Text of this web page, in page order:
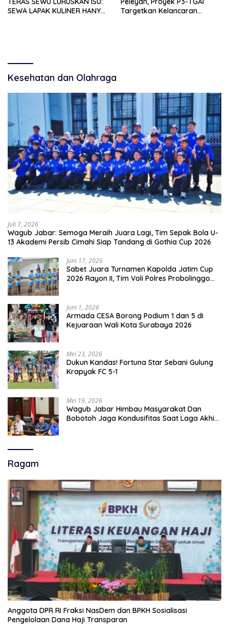
SEWA LAPAK KULINER HANYA
Targetkan Kelancaran
Kesehatan dan Olahraga
Juli 7, 2026
Wagub Jabar: Semoga Meraih Juara Lagi, Tim Sepak Bola U-
13 Akademi Persib Cimahi Siap Tandang di Gothia Cup 2026
Juni 17, 2026
Sabet Juara Turnamen Kapolda Jatim Cup
2026 Rayon II, Tim Voli Polres Probolinggo
Juni 1, 2026
Armada CESA Borong Podium 1 dan 5 di
Kejuaraan Wali Kota Surabaya 2026
Mei 23, 2026
Dukun Kandas! Fortuna Star Sebani Gulung
Krapyak FC 5-1
Mei 19, 2026
Wagub Jabar Himbau Masyarakat Dan
Bobotoh Jaga Kondusifitas Saat Laga Akhir
Ragam
Anggota DPR RI Fraksi NasDem dan BPKH Sosialisasi
Pengelolaan Dana Haji Transparan